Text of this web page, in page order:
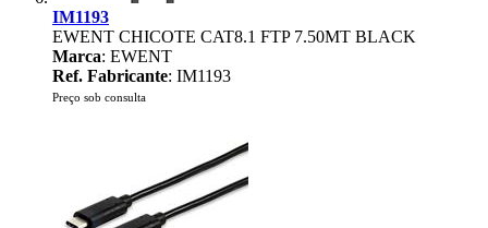
IM1193
EWENT CHICOTE CAT8.1 FTP 7.50MT BLACK
Marca: EWENT
Ref. Fabricante: IM1193
Preço sob consulta